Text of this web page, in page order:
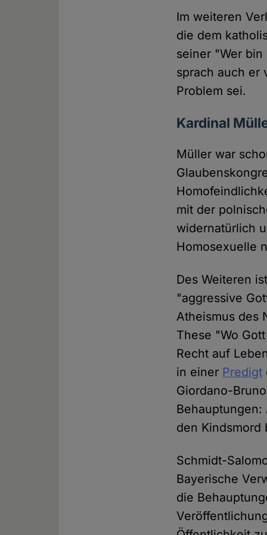
Im weiteren
die dem
seiner "Wer
sprach auch er
Problem sei.
Kardinal
Müller war
mit der
widernatürlich
Homosexuelle
Des Weiteren
"aggressive
Atheismus des
These "Wo
Recht auf
in einer Predigt
Giordano-
den Kindsmord
Schmidt-
Bayerische
die